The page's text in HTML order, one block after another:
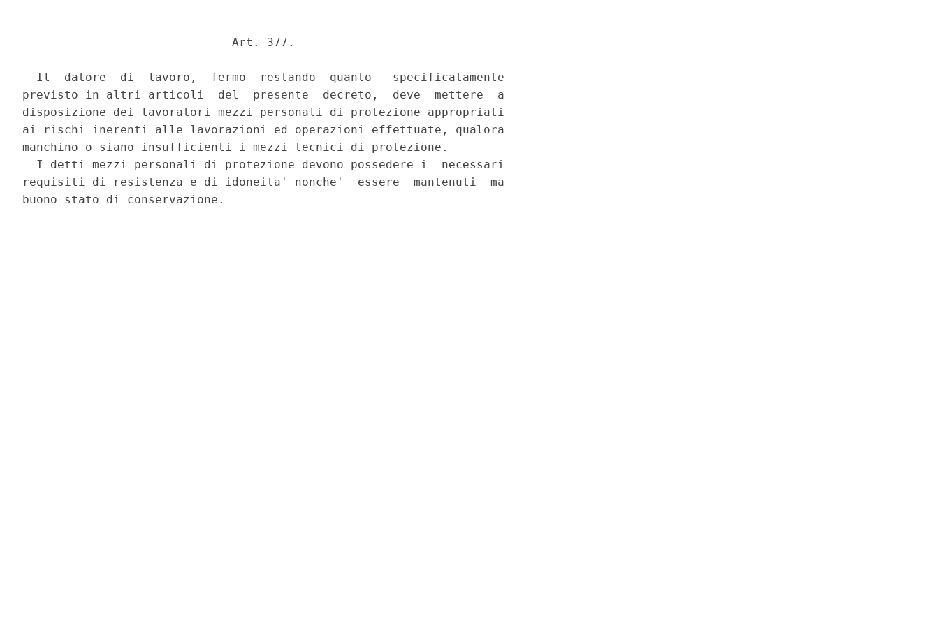
                              Art. 377.
  Il  datore  di  lavoro,  fermo  restando  quanto   specificatamente
previsto in altri articoli  del  presente  decreto,  deve  mettere  a
disposizione dei lavoratori mezzi personali di protezione appropriati
ai rischi inerenti alle lavorazioni ed operazioni effettuate, qualora
manchino o siano insufficienti i mezzi tecnici di protezione.
  I detti mezzi personali di protezione devono possedere i  necessari
requisiti di resistenza e di idoneita' nonche'  essere  mantenuti  ma